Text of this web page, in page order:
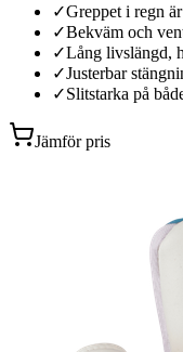
✓Greppet i regn
✓Bekväm och
✓Lång livslängd,
✓Justerbar
✓Slitstarka på
Jämför pris